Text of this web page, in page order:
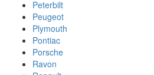
Peterbilt
Peugeot
Plymouth
Pontiac
Porsche
Ravon